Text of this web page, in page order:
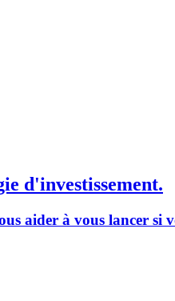
d'investissement.
aider à vous lancer si